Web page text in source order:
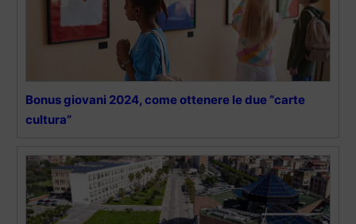
Bonus giovani 2024, come ottenere le due “carte
cultura”